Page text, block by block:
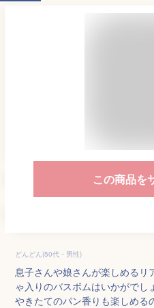
この商品を
どんどん(50代・男性)
息子さんや娘さんが楽しめるリ
ゃ入りのバスボムはいかがでし
やきたてのパン香りも楽しめる